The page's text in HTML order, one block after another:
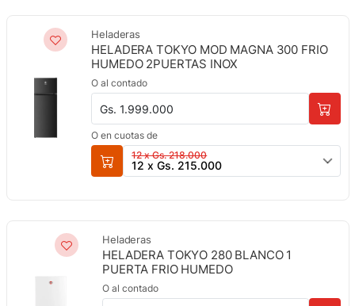
Heladeras
HELADERA TOKYO MOD MAGNA 300 FRIO
HUMEDO 2PUERTAS INOX
O al contado
Gs. 1.999.000
O en cuotas de
12 x Gs. 218.000
12 x Gs. 215.000
Heladeras
HELADERA TOKYO 280 BLANCO 1
PUERTA FRIO HUMEDO
O al contado